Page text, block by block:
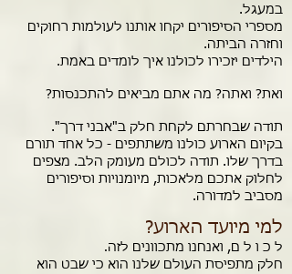
במעגל.
מספרי הסיפורים יקחו אותנו לעולמות רחוקים
וחזרה הביתה.
הילדים יזכירו לכולנו איך לומדים באמת.
ואת? ואתה? מה אתם מביאים להתכנסות?
תודה שבחרתם לקחת חלק ב"אבני דרך".
בקיום הארוע כולנו משתתפים - כל אחד תורם
בדרך שלו. תודה לכולם מעומק הלב. מצפים
לחלוק אתכם מלאכות, מיומנויות וסיפורים
מסביב למדורה.
למי מיועד הארוע?
ל כ ו ל ם, ואנחנו מתכוונים לזה.
חלק מתפיסת העולם שלנו הוא כי שבט הוא